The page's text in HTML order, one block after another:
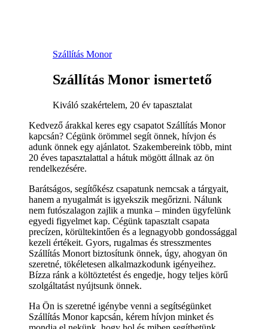
Szállítás Monor
Szállítás Monor ismertető
Kiváló szakértelem, 20 év tapasztalat
Kedvező árakkal keres egy csapatot Szállítás Monor
kapcsán? Cégünk örömmel segít önnek, hívjon és
adunk önnek egy ajánlatot. Szakembereink több, mint
20 éves tapasztalattal a hátuk mögött állnak az ön
rendelkezésére.
Barátságos, segítőkész csapatunk nemcsak a tárgyait,
hanem a nyugalmát is igyekszik megőrizni. Nálunk
nem futószalagon zajlik a munka – minden ügyfelünk
egyedi figyelmet kap. Cégünk tapasztalt csapata
precízen, körültekintően és a legnagyobb gondossággal
kezeli értékeit. Gyors, rugalmas és stresszmentes
Szállítás Monort biztosítunk önnek, úgy, ahogyan ön
szeretné, tökéletesen alkalmazkodunk igényeihez.
Bízza ránk a költöztetést és engedje, hogy teljes körű
szolgáltatást nyújtsunk önnek.
Ha Ön is szeretné igénybe venni a segítségünket
Szállítás Monor kapcsán, kérem hívjon minket és